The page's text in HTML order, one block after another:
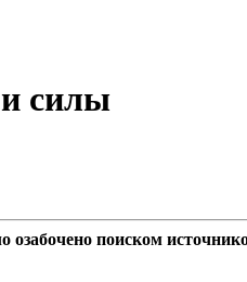
силы
озабочено поиском